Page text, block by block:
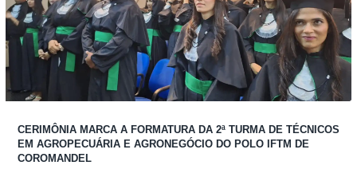
CERIMÔNIA MARCA A FORMATURA DA 2ª TURMA DE TÉCNICOS
EM AGROPECUÁRIA E AGRONEGÓCIO DO POLO IFTM DE
COROMANDEL